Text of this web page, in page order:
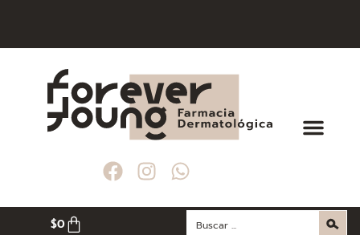
$ 200. 000
$ 200. 000
$ 200. 000
$0